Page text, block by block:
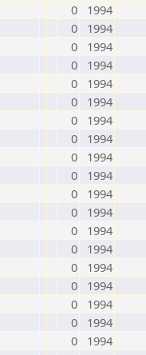
0
1994
0
1994
0
1994
0
1994
0
1994
0
1994
0
1994
0
1994
0
1994
0
1994
0
1994
0
1994
0
1994
0
1994
0
1994
0
1994
0
1994
0
1994
0
1994